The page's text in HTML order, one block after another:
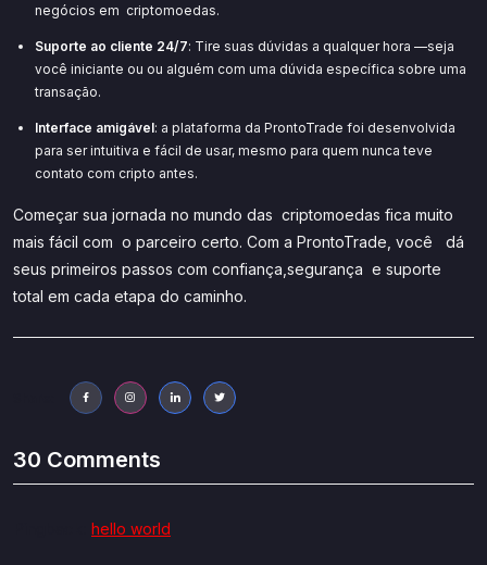
negócios em criptomoedas.
Suporte ao cliente 24/7: Tire suas dúvidas a qualquer hora —seja
você iniciante ou ou alguém com uma dúvida específica sobre uma
transação.
Interface amigável: a plataforma da ProntoTrade foi desenvolvida
para ser intuitiva e fácil de usar, mesmo para quem nunca teve
contato com cripto antes.
Começar sua jornada no mundo das criptomoedas fica muito
mais fácil com o parceiro certo. Com a ProntoTrade, você dá
seus primeiros passos com confiança,segurança e suporte
total em cada etapa do caminho.
30 Comments
hello world